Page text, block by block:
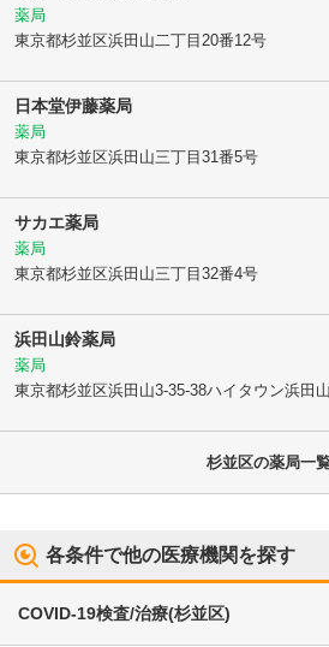
薬局
東京都杉並区浜田山二丁目20番12号
日本堂伊藤薬局
薬局
東京都杉並区浜田山三丁目31番5号
サカエ薬局
薬局
東京都杉並区浜田山三丁目32番4号
浜田山鈴薬局
薬局
東京都杉並区浜田山3-35-38ハイタウン浜田
杉並区の薬局一
各条件で他の医療機関を探す
COVID-19検査/治療(杉並区)